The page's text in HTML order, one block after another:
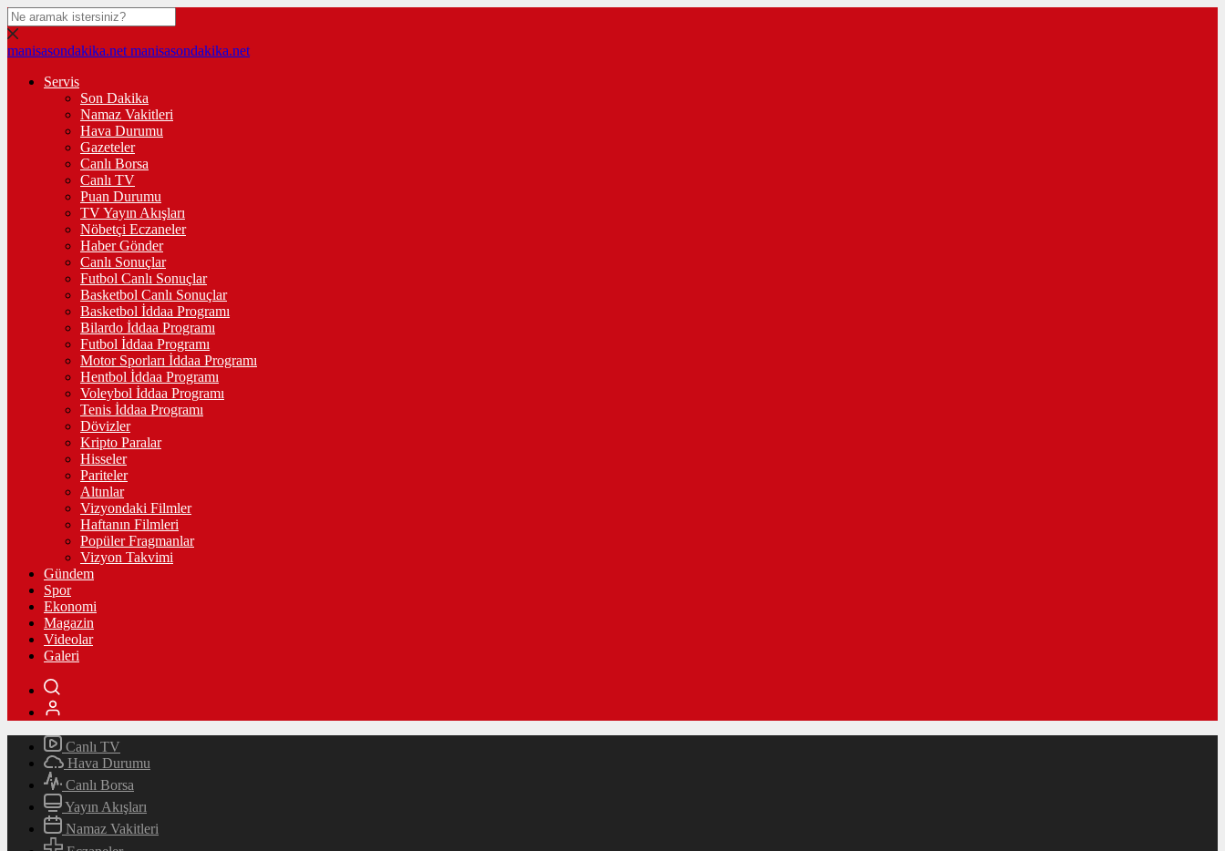
manisasondakika.net manisasondakika.net
Servis
Son Dakika
Namaz Vakitleri
Hava Durumu
Gazeteler
Canlı Borsa
Canlı TV
Puan Durumu
TV Yayın Akışları
Nöbetçi Eczaneler
Haber Gönder
Canlı Sonuçlar
Futbol Canlı Sonuçlar
Basketbol Canlı Sonuçlar
Basketbol İddaa Programı
Bilardo İddaa Programı
Futbol İddaa Programı
Motor Sporları İddaa Programı
Hentbol İddaa Programı
Voleybol İddaa Programı
Tenis İddaa Programı
Dövizler
Kripto Paralar
Hisseler
Pariteler
Altınlar
Vizyondaki Filmler
Haftanın Filmleri
Popüler Fragmanlar
Vizyon Takvimi
Gündem
Spor
Ekonomi
Magazin
Videolar
Galeri
Canlı TV
Hava Durumu
Canlı Borsa
Yayın Akışları
Namaz Vakitleri